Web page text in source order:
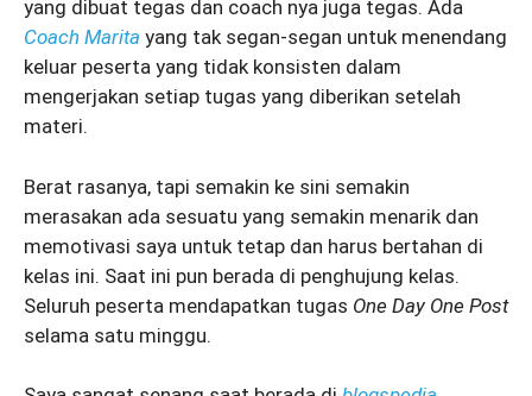
yang dibuat tegas dan coach nya juga tegas. Ada
Coach Marita yang tak segan-segan untuk menendang
keluar peserta yang tidak konsisten dalam
mengerjakan setiap tugas yang diberikan setelah
materi.
Berat rasanya, tapi semakin ke sini semakin
merasakan ada sesuatu yang semakin menarik dan
memotivasi saya untuk tetap dan harus bertahan di
kelas ini. Saat ini pun berada di penghujung kelas.
Seluruh peserta mendapatkan tugas One Day One Post
selama satu minggu.